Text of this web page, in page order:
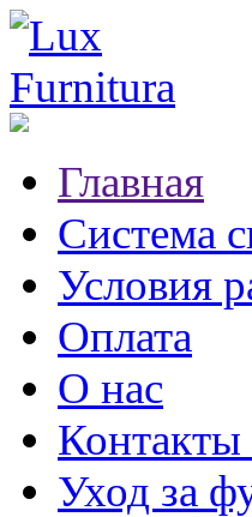
Главная
Система
Условия
Оплата
О нас
Уход за